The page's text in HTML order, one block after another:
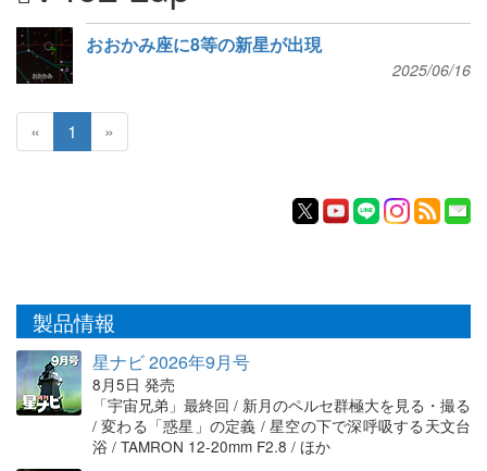
おおかみ座に8等の新星が出現
2025/06/16
« 1 »
製品情報
星ナビ 2026年9月号
8月5日 発売
「宇宙兄弟」最終回 / 新月のペルセ群極大を見る・撮る
/ 変わる「惑星」の定義 / 星空の下で深呼吸する天文台
浴 / TAMRON 12-20mm F2.8 / ほか